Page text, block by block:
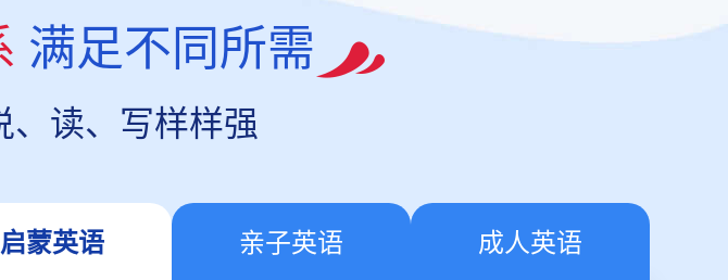
满足不同所需
、读、写样样强
启蒙英语 亲子英语 成人英语